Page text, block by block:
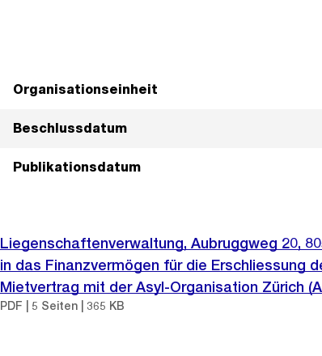
Organisationseinheit
Beschlussdatum
Publikationsdatum
Liegenschaftenverwaltung, Aubruggweg 20,
in das Finanzvermögen für die Erschliessung
Mietvertrag mit der Asyl-Organisation Zürich
PDF | 5 Seiten | 365 KB